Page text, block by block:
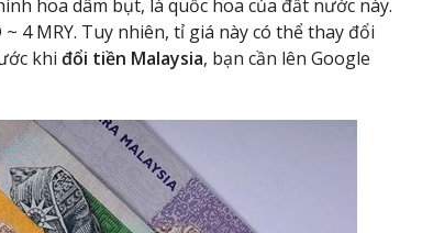
hoa dâm bụt, là quốc hoa của đất nước này.
4 MRY. Tuy nhiên, tỉ giá này có thể thay đổi
khi đổi tiền Malaysia, bạn cần lên Google